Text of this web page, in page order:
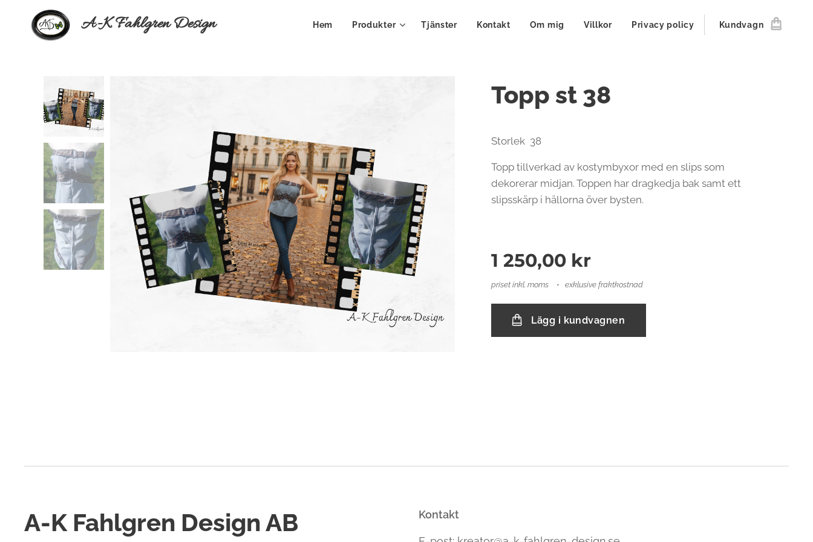
A-K Fahlgren Design Hem Produkter Tjänster Kontakt Om mig Villkor Privacy policy Kundvagn
Topp st 38
Storlek 38
Topp tillverkad av kostymbyxor med en slips som
dekorerar midjan. Toppen har dragkedja bak samt ett
slipsskärp i hällorna över bysten.
1 250,00 kr
priset inkl. moms exklusive fraktkostnad
Lägg i kundvagnen
A-K Fahlgren Design AB Kontakt